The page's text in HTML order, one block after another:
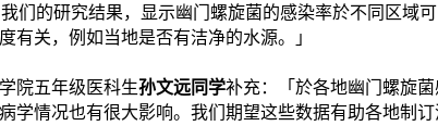
们的研究结果，显示幽门螺旋菌的感染率於不同区域
有关，例如当地是否有洁净的水源。」
院五年级医科生孙文远同学补充：「於各地幽门螺旋
学情况也有很大影响。我们期望这些数据有助各地制